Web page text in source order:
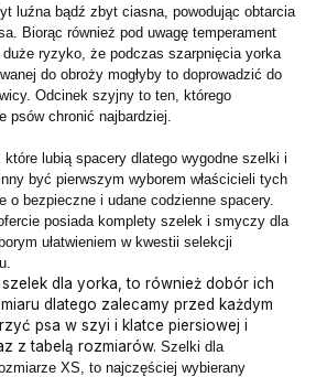
luźna bądź zbyt ciasna, powodując obtarcia
Biorąc również pod uwagę temperament
ryzyko, że podczas szarpnięcia yorka
do obroży mogłyby to doprowadzić do
Odcinek szyjny to ten, którego
psów chronić najbardziej.
które lubią spacery dlatego wygodne szelki i
być pierwszym wyborem właścicieli tych
o bezpieczne i udane codzienne spacery.
posiada komplety szelek i smyczy dla
ułatwieniem w kwestii selekcji
dla yorka, to również dobór ich
dlatego zalecamy przed każdym
psa w szyi i klatce piersiowej i
z tabelą rozmiarów. Szelki dla
XS, to najczęściej wybierany